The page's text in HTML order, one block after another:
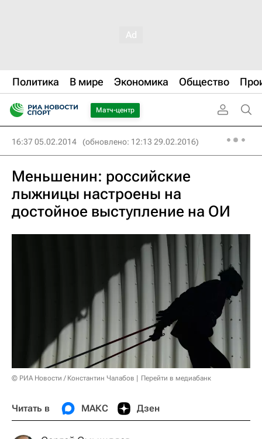
Политика В мире Экономика Общество
Матч-центр
16:37 05.02.2014 (обновлено: 12:13 29.02.2016)
Меньшенин: российские
лыжницы настроены на
достойное выступление на ОИ
© РИА Новости / Константин Чалабов Перейти в медиабанк
Читать в МАКС Дзен